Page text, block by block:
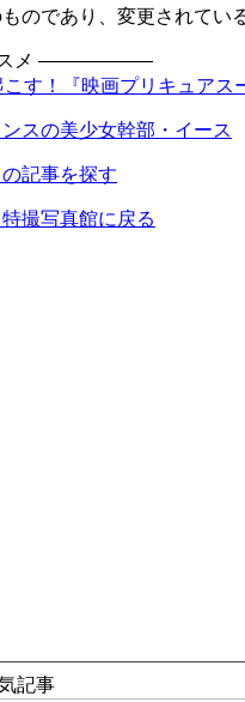
のであり、変更されてい
スメ ——————
す！『映画プリキュアス
スの美少女幹部・イース
記事を探す
撮写真館に戻る
記事